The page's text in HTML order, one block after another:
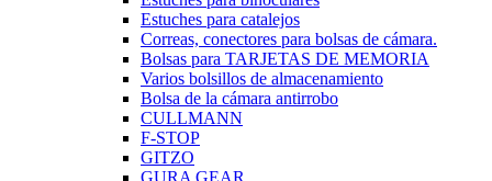
Estuches para catalejos
Correas, conectores para bolsas de cámara.
Bolsas para TARJETAS DE MEMORIA
Varios bolsillos de almacenamiento
Bolsa de la cámara antirrobo
CULLMANN
F-STOP
GITZO
GURA GEAR